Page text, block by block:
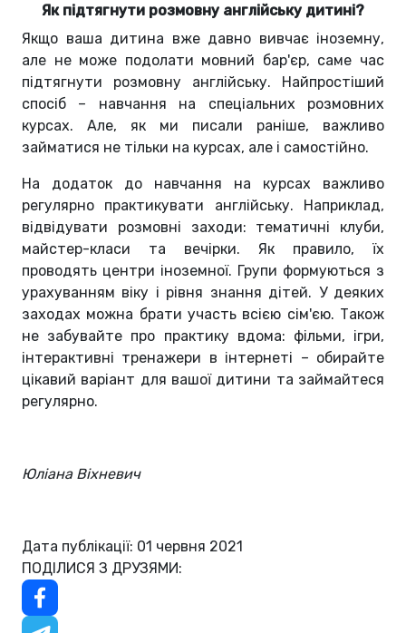
Як підтягнути розмовну англійську дитині?
Якщо ваша дитина вже давно вивчає іноземну,
але не може подолати мовний бар'єр, саме час
підтягнути розмовну англійську. Найпростіший
спосіб – навчання на спеціальних розмовних
курсах. Але, як ми писали раніше, важливо
займатися не тільки на курсах, але і самостійно.
На додаток до навчання на курсах важливо
регулярно практикувати англійську. Наприклад,
відвідувати розмовні заходи: тематичні клуби,
майстер-класи та вечірки. Як правило, їх
проводять центри іноземної. Групи формуються з
урахуванням віку і рівня знання дітей. У деяких
заходах можна брати участь всією сім'єю. Також
не забувайте про практику вдома: фільми, ігри,
інтерактивні тренажери в інтернеті – обирайте
цікавий варіант для вашої дитини та займайтеся
регулярно.
Юліана Віхневич
Дата публікації: 01 червня 2021
ПОДІЛИСЯ З ДРУЗЯМИ: